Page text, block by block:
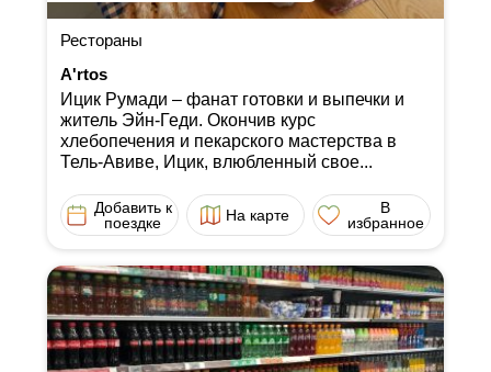
Рестораны
A'rtos
Ицик Румади ‒ фанат готовки и выпечки и
житель Эйн-Геди. Окончив курс
хлебопечения и пекарского мастерства в
Тель-Авиве, Ицик, влюбленный свое...
Добавить к
поездке
На карте
В
избранное